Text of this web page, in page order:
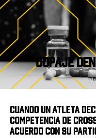
Dopaje
Cuando un atleta
competencia de
acuerdo con su